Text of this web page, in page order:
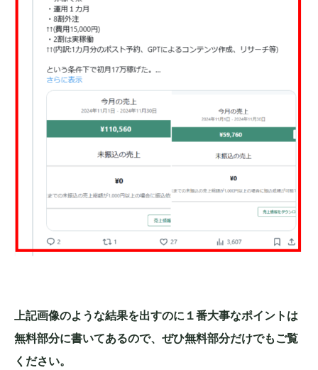
上記画像のような結果を出すのに１番大事なポイントは
無料部分に書いてあるので、ぜひ無料部分だけでもご覧
ください。